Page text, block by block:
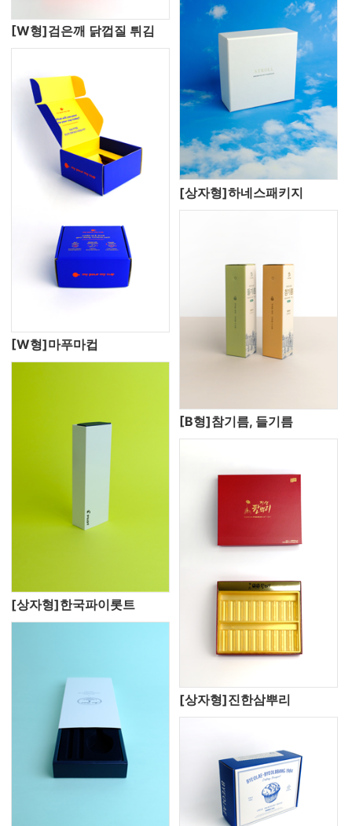
[W형]검은깨 닭껍질 튀김
[W형]마푸마컵
[상자형]하네스패키지
[상자형]한국파이롯트
[B형]참기름, 들기름
[상자형]진한삼뿌리